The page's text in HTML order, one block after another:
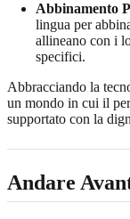
Abbinamento
lingua per
allineano con i
specifici.
Abbracciando la
un mondo in cui il
supportato con la
Andare